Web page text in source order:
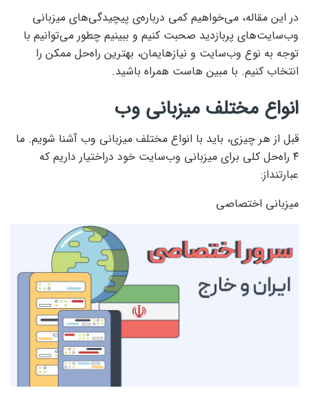
در این مقاله، می‌خواهیم کمی درباره‌ی پیچیدگی‌های میزبانی
وب‌سایت‌های پربازدید صحبت کنیم و ببینیم چطور می‌توانیم با
توجه به نوع وب‌سایت و نیازهایمان، بهترین راه‌حل ممکن را
انتخاب کنیم. با مبین هاست همراه باشید.
انواع مختلف میزبانی وب
قبل از هر چیزی، باید با انواع مختلف میزبانی وب آشنا شویم. ما
۴ راه‌حل کلی برای میزبانی وب‌سایت خود دراختیار داریم که
عبارتنداز:
میزبانی اختصاصی